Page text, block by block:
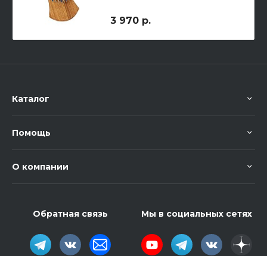
3 970 р.
Каталог
Помощь
О компании
Обратная связь Мы в социальных сетях